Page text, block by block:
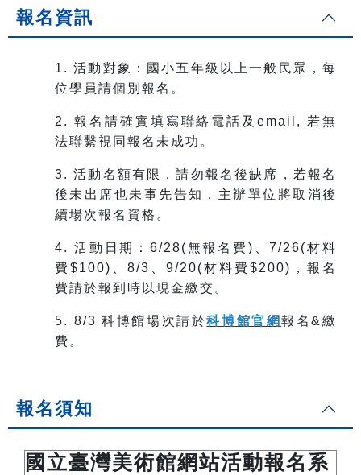
報名資訊
1. 活動對象：國小五年級以上一般民眾，每
位學員請個別報名。
2. 報名請確實填寫聯絡電話及email, 若無
法聯繫視同報名未成功。
3. 活動名額有限，請勿報名後缺席，若報名
後未出席也未事先告知，主辦單位將取消後
續場次報名資格。
4. 活動日期：6/28(無報名費)、7/26(材料
費$100)、8/3、9/20(材料費$200)，報名
費請於報到時以現金繳交。
5. 8/3 科博館場次請於科博館官網報名&繳
費。
報名須知
國立臺灣美術館網站活動報名系